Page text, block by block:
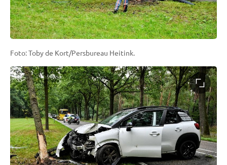
Foto: Toby de Kort/Persbureau Heitink.